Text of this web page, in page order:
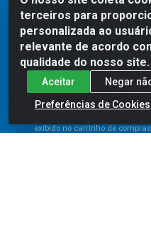
terceiros para
personalizada ao
relevante de acordo
qualidade do nosso site.
Aceitar
Negar
Preferências de Cookies
Preços, promoções,
para compras realizadas
exibido no carrinho de